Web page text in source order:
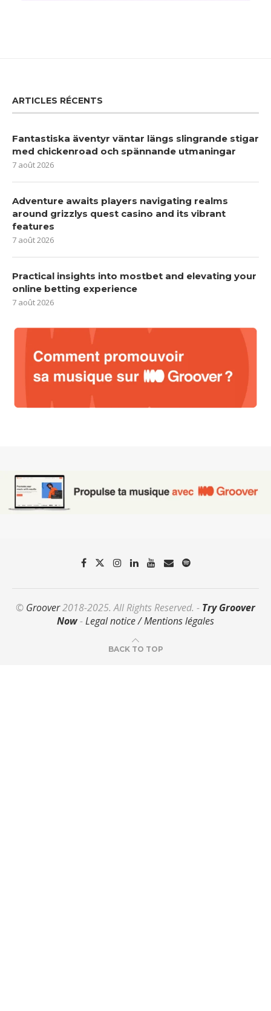
ARTICLES RÉCENTS
Fantastiska äventyr väntar längs slingrande stigar
med chickenroad och spännande utmaningar
7 août 2026
Adventure awaits players navigating realms
around grizzlys quest casino and its vibrant
features
7 août 2026
Practical insights into mostbet and elevating your
online betting experience
7 août 2026
© Groover2018-2025. All Rights Reserved. - Try Groover
Now-Legal notice / Mentions légales
BACK TO TOP